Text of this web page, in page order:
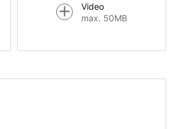
Video
max. 50MB